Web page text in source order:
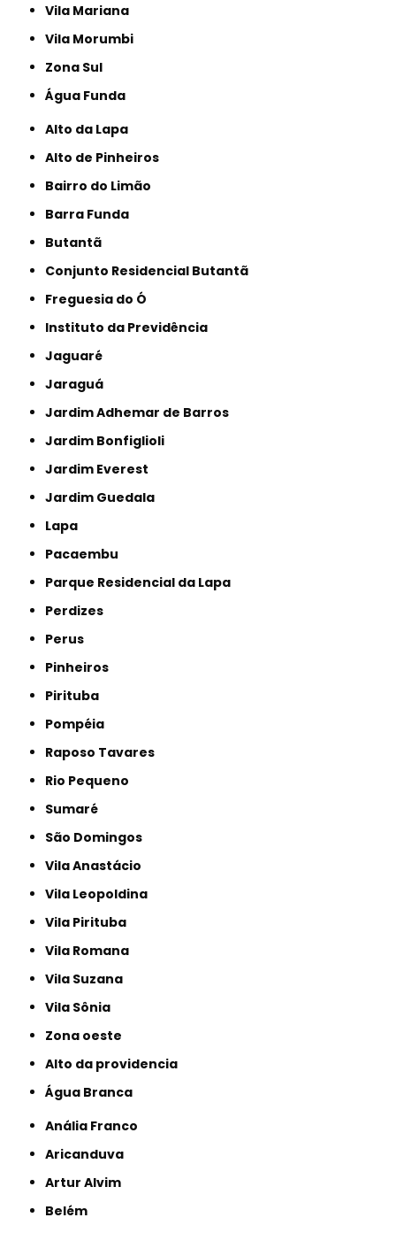
Vila Mariana
Vila Morumbi
Zona Sul
Água Funda
Alto da Lapa
Alto de Pinheiros
Bairro do Limão
Barra Funda
Butantã
Conjunto Residencial Butantã
Freguesia do Ó
Instituto da Previdência
Jaguaré
Jaraguá
Jardim Adhemar de Barros
Jardim Bonfiglioli
Jardim Everest
Jardim Guedala
Lapa
Pacaembu
Parque Residencial da Lapa
Perdizes
Perus
Pinheiros
Pirituba
Pompéia
Raposo Tavares
Rio Pequeno
Sumaré
São Domingos
Vila Anastácio
Vila Leopoldina
Vila Pirituba
Vila Romana
Vila Suzana
Vila Sônia
Zona oeste
alto da providencia
Água Branca
Anália Franco
Aricanduva
Artur Alvim
Belém